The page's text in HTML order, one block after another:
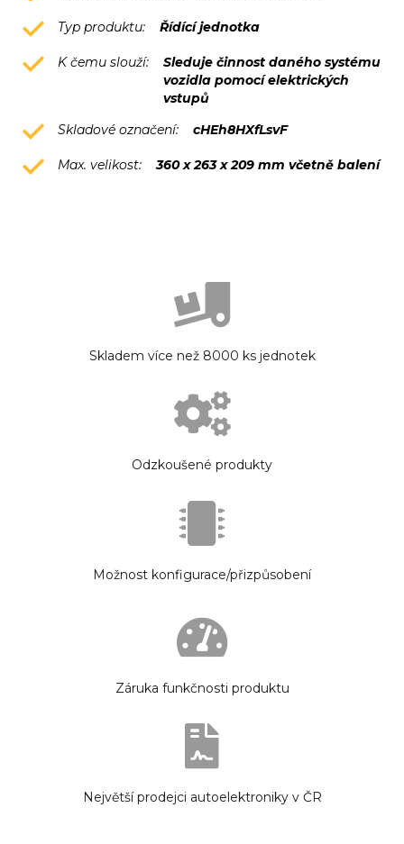
Typ produktu: Řídící jednotka
K čemu slouží:
Sleduje činnost daného systému
vozidla pomocí elektrických
vstupů
Skladové označení:
cHEh8HXfLsvF
Max. velikost: 360 x 263 x 209 mm včetně balení
Skladem více než 8000 ks jednotek
Odzkoušené produkty
Možnost konfigurace/přizpůsobení
Záruka funkčnosti produktu
Největší prodejci autoelektroniky v ČR